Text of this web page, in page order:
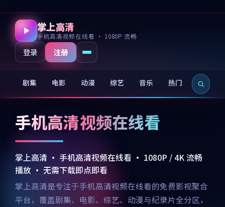
掌上高清
手机高清视频在线看 · 1080P 流畅
登录 注册
剧集 电影 动漫 综艺 音乐 热门 新片
手机高清视频在线看
掌上高清 · 手机高清视频在线看 · 1080P / 4K 流畅
播放 · 无需下载即点即看
掌上高清是专注于手机高清视频在线看的免费影视聚合
平台，覆盖剧集、电影、综艺、动漫与纪录片全分区，